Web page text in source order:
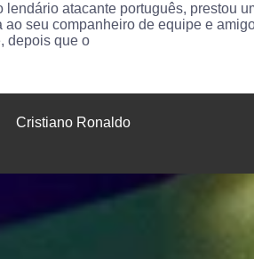
lendário atacante português, prestou
ao seu companheiro de equipe e
depois que o
Cristiano Ronaldo